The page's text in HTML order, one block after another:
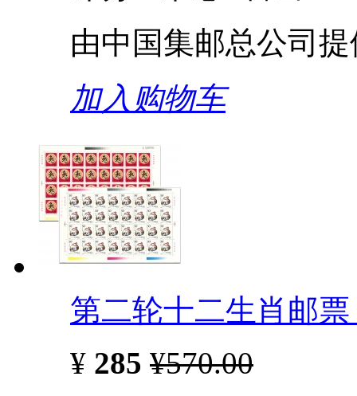
由中国集邮总公司
加入购物车
第二轮十二生肖邮
¥ 285 ¥570.00